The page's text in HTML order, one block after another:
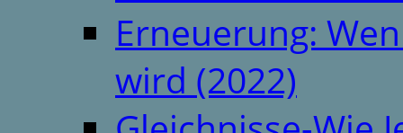
Erneuerung:
wird (2022)